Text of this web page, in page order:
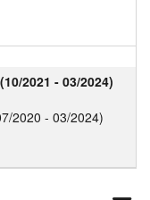
2021 - 03/2024)
2020 - 03/2024)